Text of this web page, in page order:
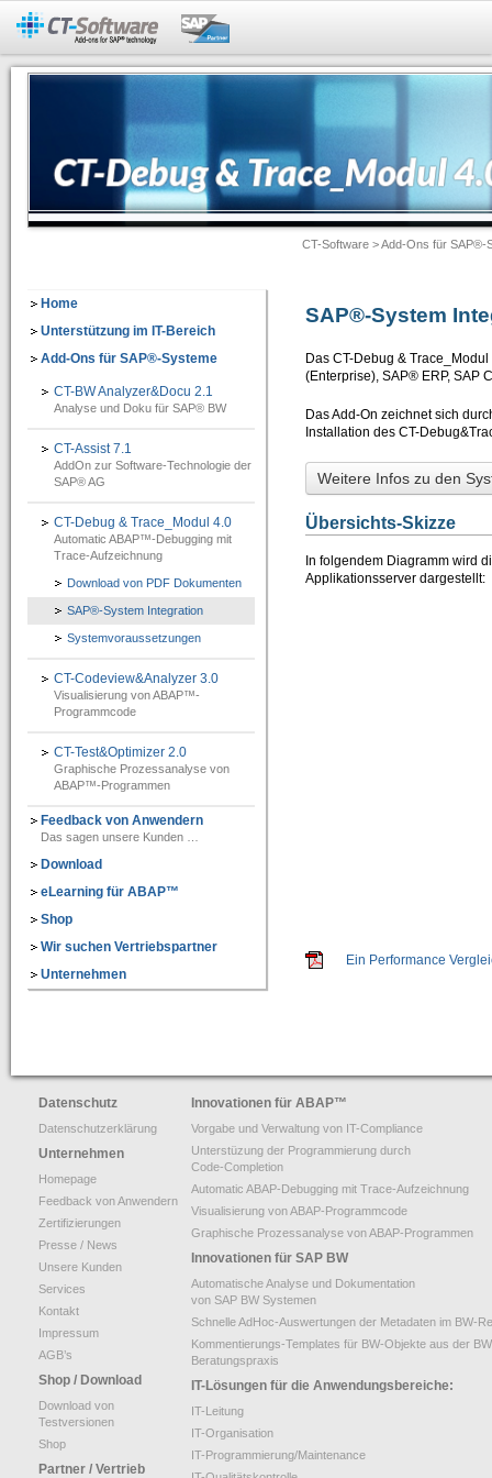
Add-Ons für SAP®-Systeme
=> Analyse und Doku für SAP® BW
Dokumentation -> Backend Objekte
Dokumentation -> Frontend Objekte
Software-Assistenten
Checklisten-Dokumentation von BW-Objekten
CT-Assist 7.1
=> Add-On zur Softwaretechnologie der SAP SE: Analyse, Entwicklung,
IT-Leitung
IT-Organisation
IT-Qualitätssicherung
Kunden-Feedback
CT-Debug&Trace_Modul 4.0
CT-Codeview&Analyzer 3.0
=> Visualisierung von ABAP-Programmcode
CT-Test&Optimizer 2.0
=> Grafisches Add-On zur SAP® ABAP Laufzeitanalyse
Kurs 2: Erweiterung von Sprachumfang und Anwendung
Kurs 4: “Feldsymbole, SELECT-Klauseln und Listbefehle usw.”
Kurs 5: “Zusätzliche Adressbefehle, Bitoperationen, Datasets und externe
Kurs 6: “Spezielle Sprachelemente …”
CT-Understanding_100
=> ABAP E-Learning besonders praxisorientiert vermittelt
Download
Unternehmen
Über uns
CT-Software >Add-Ons für SAP®-
SAP®-System
Das CT-Debug &
(Enterprise), SAP® ERP, SAP
Das Add-On zeichnet sich
Installation des CT-
Weitere Infos zu den
Übersichts-Skizze
In folgendem Diagramm wird
Applikationsserver dargestellt:
Ein Performance
Home
Unterstützung im IT-Bereich
Add-Ons für SAP®-Systeme
CT-BW Analyzer&Docu 2.1
Analyse und Doku für SAP® BW
CT-Assist 7.1
AddOn zur Software-Technologie der
SAP® AG
CT-Debug & Trace_Modul 4.0
Automatic ABAP™-Debugging mit
Trace-Aufzeichnung
Download von PDF Dokumenten
SAP®-System Integration
Systemvoraussetzungen
CT-Codeview&Analyzer 3.0
Visualisierung von ABAP™-
Programmcode
CT-Test&Optimizer 2.0
Graphische Prozessanalyse von
ABAP™-Programmen
Feedback von Anwendern
Das sagen unsere Kunden …
Download
eLearning für ABAP™
Shop
Wir suchen Vertriebspartner
Unternehmen
Datenschutz
Datenschutzerklärung
Unternehmen
Homepage
Feedback von Anwendern
Zertifizierungen
Presse / News
Unsere Kunden
Services
Kontakt
Impressum
AGB’s
Shop / Download
Download von
Testversionen
Shop
Partner / Vertrieb
Innovationen für ABAP™
Vorgabe und Verwaltung von IT-Compliance
Unterstüzung der Programmierung durch
Code-Completion
Automatic ABAP-Debugging mit Trace-Aufzeichnung
Visualisierung von ABAP-Programmcode
Graphische Prozessanalyse von ABAP-Programmen
Innovationen für SAP BW
Automatische Analyse und Dokumentation
von SAP BW Systemen
Schnelle AdHoc-Auswertungen der Metadaten im BW-
Kommentierungs-Templates für BW-Objekte aus der
Beratungspraxis
IT-Lösungen für die Anwendungsbereiche:
IT-Leitung
IT-Organisation
IT-Programmierung/Maintenance